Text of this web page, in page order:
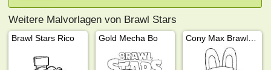
Weitere Malvorlagen von Brawl Stars
Brawl Stars Rico Gold Mecha Bo